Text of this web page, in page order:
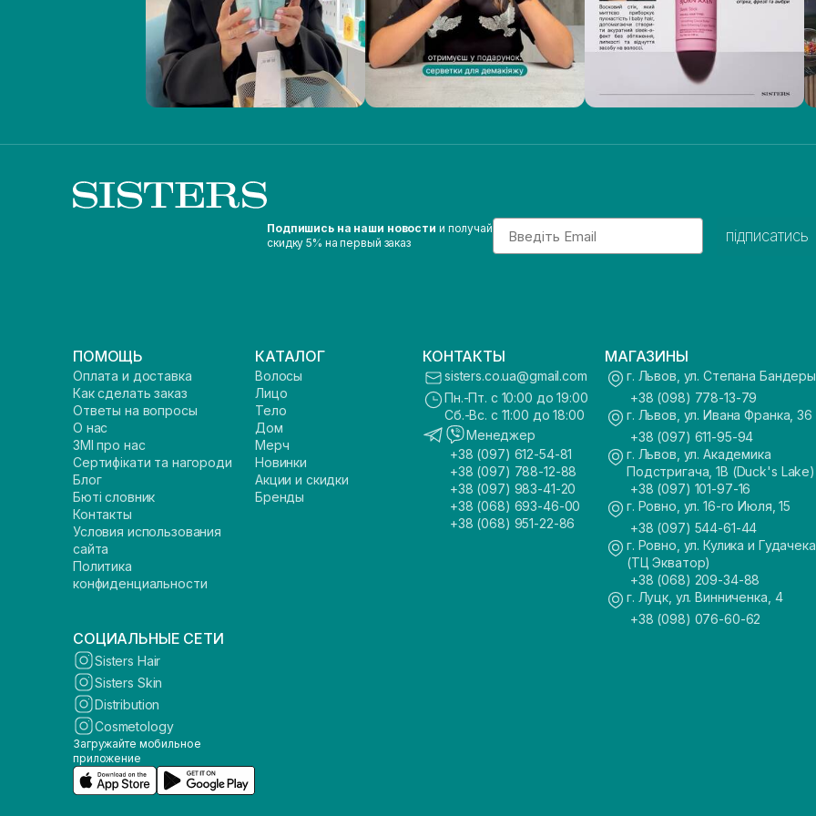
Подпишись на наши новости и получай
скидку 5% на первый заказ
Email
підписатись
ПОМОЩЬ
Оплата и доставка
Как сделать заказ
Ответы на вопросы
О нас
ЗМІ про нас
Сертифікати та нагороди
Блог
Бюті словник
Контакты
Условия использования
сайта
Политика
конфиденциальности
КАТАЛОГ
Волосы
Лицо
Тело
Дом
Мерч
Новинки
Акции и скидки
Бренды
КОНТАКТЫ
sisters.co.ua@gmail.com
Пн.-Пт. с 10:00 до 19:00
Сб.-Вс. с 11:00 до 18:00
Менеджер
+38 (097) 612-54-81
+38 (097) 788-12-88
+38 (097) 983-41-20
+38 (068) 693-46-00
+38 (068) 951-22-86
МАГАЗИНЫ
г. Львов, ул. Степана
+38 (098) 778-13-79
г. Львов, ул. Ивана Франка, 36
+38 (097) 611-95-94
г. Львов, ул. Академика
Подстригача, 1В (Duck's Lake)
+38 (097) 101-97-16
г. Ровно, ул. 16-го Июля, 15
+38 (097) 544-61-44
г. Ровно, ул. Кулика и
(ТЦ Экватор)
+38 (068) 209-34-88
г. Луцк, ул. Винниченка, 4
+38 (098) 076-60-62
СОЦИАЛЬНЫЕ СЕТИ
Sisters Hair
Sisters Skin
Distribution
Cosmetology
Загружайте мобильное
приложение